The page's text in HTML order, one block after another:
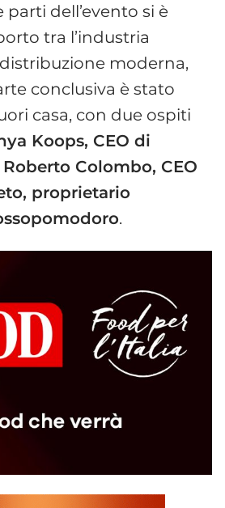
dell’evento si è
tra l’industria
moderna,
conclusiva è stato
casa, con due ospiti
Koops, CEO di
Roberto Colombo, CEO
proprietario
.